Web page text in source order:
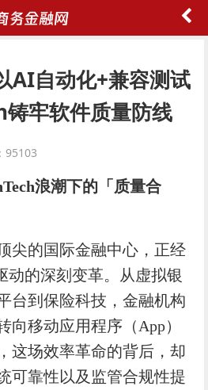
AI自动化+兼容测试
牢软件质量防线
95103
浪潮下的「质量合
尖的国际金融中心，正经
动的深刻变革。从虚拟银
台到保险科技，金融机构
向移动应用程序（App）
这场效率革命的背后，却
可靠性以及监管合规性提